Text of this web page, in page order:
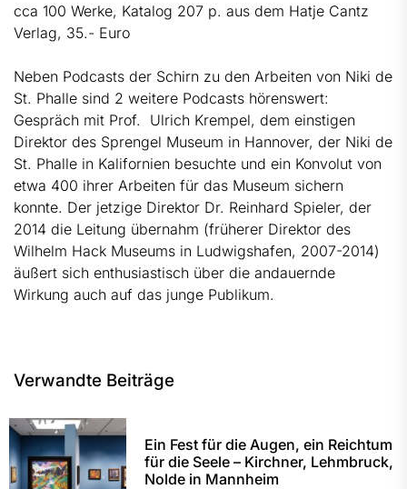
cca 100 Werke, Katalog 207 p. aus dem Hatje Cantz
Verlag, 35.- Euro
Neben Podcasts der Schirn zu den Arbeiten von Niki de
St. Phalle sind 2 weitere Podcasts hörenswert:
Gespräch mit Prof. Ulrich Krempel, dem einstigen
Direktor des Sprengel Museum in Hannover, der Niki de
St. Phalle in Kalifornien besuchte und ein Konvolut von
etwa 400 ihrer Arbeiten für das Museum sichern
konnte. Der jetzige Direktor Dr. Reinhard Spieler, der
2014 die Leitung übernahm (früherer Direktor des
Wilhelm Hack Museums in Ludwigshafen, 2007-2014)
äußert sich enthusiastisch über die andauernde
Wirkung auch auf das junge Publikum.
Verwandte Beiträge
Ein Fest für die Augen, ein Reichtum
für die Seele – Kirchner, Lehmbruck,
Nolde in Mannheim